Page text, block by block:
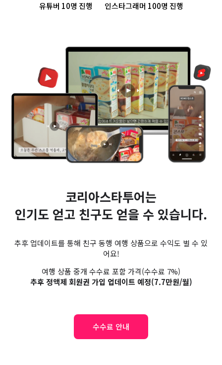
유튜버 10명 진행
인스타그래머 100명 진행
코리아스타투어는
인기도 얻고 친구도 얻을 수 있습니다.
추후 업데이트를 통해 친구 동행 여행 상품으로 수익도 벌 수 있
어요!
여행 상품 중개 수수료 포함 가격(수수료 7%)
추후 정액제 회원권 가입 업데이트 예정(7.7만원/월)
수수료 안내